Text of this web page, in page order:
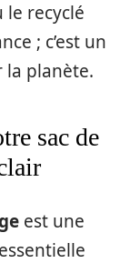
recyclé
; c’est un
planète.
sac de
est une